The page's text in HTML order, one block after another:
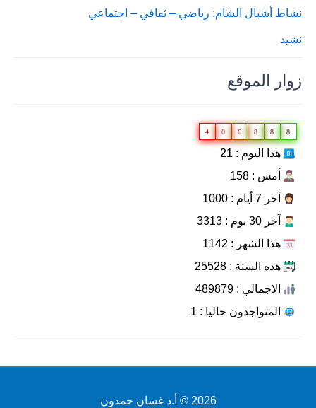
نشاط أشبال الشام: رياضي – ثقافي – اجتماعي
نشيد
زوار الموقع
4 0 6 8 8 8
هذا اليوم : 21
أمس : 158
آخر 7 أيام : 1000
آخر 30 يوم : 3313
هذا الشهر : 1142
هذه السنة : 25528
الاجمالي : 489879
المتواجدون حاليا : 1
2026 © أ.د غسان حمدون